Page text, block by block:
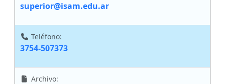
superior@isam.edu.ar
Teléfono:
3754-507373
Archivo: